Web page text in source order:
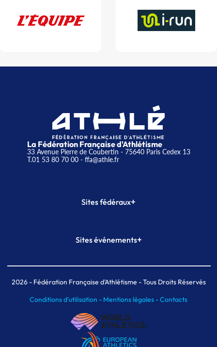
La Fédération Française d'Athlétisme
33 Avenue Pierre de Coubertin - 75640 Paris Cedex 13
T.01 53 80 70 00- ffa@athle.fr
Sites fédéraux+
Plateforme Formation
Sites événements+
Meeting de Paris indoor
MAIF Ekiden de Paris
2026- Fédération Française d'Athlétisme - Tous Droits Réservés
Conditions d'utilisation - Mentions légales -Contacts